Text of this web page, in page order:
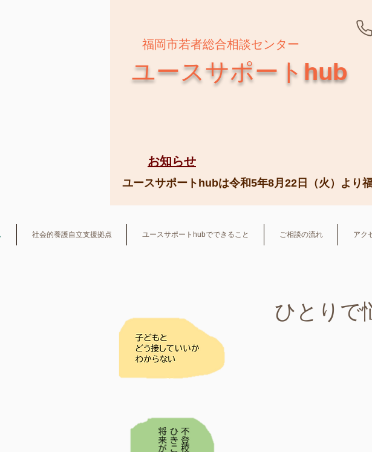
福岡市若者総合相談センター
ユースサポートhub
​お知らせ
ユースサポートhubは令和5年8月22日（火）より
社会的養護自立支援拠点 ユースサポートhubでできること ご相談の流れ アク
ひとりで